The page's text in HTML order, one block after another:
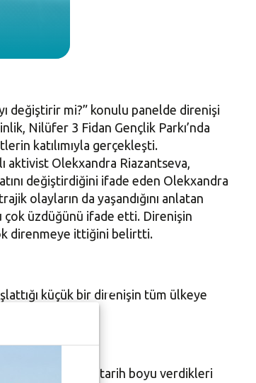
değiştirir mi?” konulu panelde direnişi
Nilüfer 3 Fidan Gençlik Parkı’nda
katılımıyla gerçekleşti.
aktivist Olekxandra Riazantseva,
değiştirdiğini ifade eden Olekxandra
olayların da yaşandığını anlatan
çok üzdüğünü ifade etti. Direnişin
direnmeye ittiğini belirtti.
küçük bir direnişin tüm ülkeye
“Kadınların tarih boyu verdikleri